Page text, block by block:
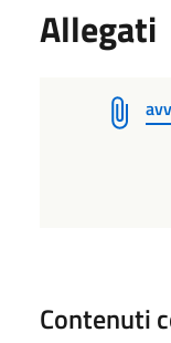
Allegati
Contenuti